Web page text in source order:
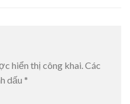
hiển thị công khai. Các
dấu *